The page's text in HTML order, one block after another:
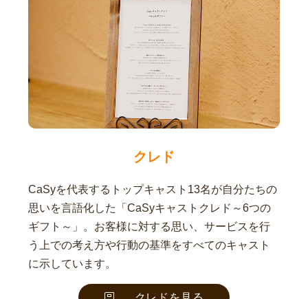
クレド
CaSyを代表するトップキャスト13名が自分たちの
思いを言語化した「CaSyキャストクレド～6つの
ギフト～」。お客様に対する思い、サービスを行
う上での考え方や行動の基準をすべてのキャスト
に示しています。